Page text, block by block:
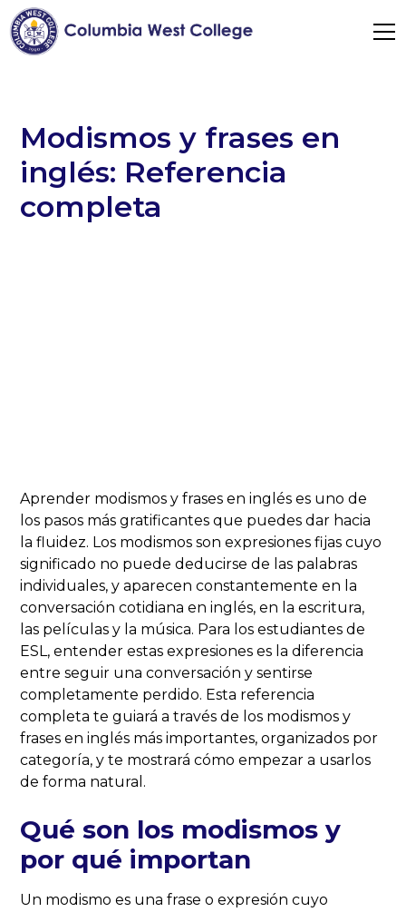
Modismos y frases en
inglés: Referencia
completa
Aprender modismos y frases en inglés es uno de
los pasos más gratificantes que puedes dar hacia
la fluidez. Los modismos son expresiones fijas cuyo
significado no puede deducirse de las palabras
individuales, y aparecen constantemente en la
conversación cotidiana en inglés, en la escritura,
las películas y la música. Para los estudiantes de
ESL, entender estas expresiones es la diferencia
entre seguir una conversación y sentirse
completamente perdido. Esta referencia
completa te guiará a través de los modismos y
frases en inglés más importantes, organizados por
categoría, y te mostrará cómo empezar a usarlos
de forma natural.
Qué son los modismos y
por qué importan
Un modismo es una frase o expresión cuyo